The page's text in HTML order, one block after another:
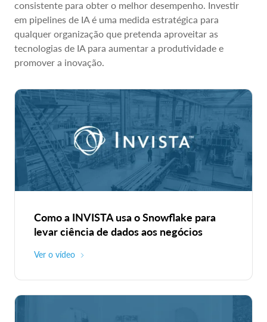
consistente para obter o melhor desempenho. Investir
em pipelines de IA é uma medida estratégica para
qualquer organização que pretenda aproveitar as
tecnologias de IA para aumentar a produtividade e
promover a inovação.
Como a INVISTA usa o Snowflake para
levar ciência de dados aos negócios
Ver o vídeo